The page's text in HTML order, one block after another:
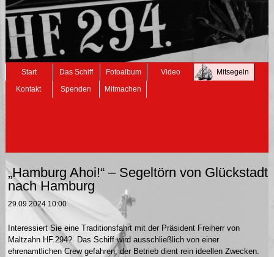
Navigation
überspringen
Start Das Schiff Fotoalbum Video
Mitsegeln
Kontakt
Spenden Mitmachen
„Hamburg Ahoi!“ – Segeltörn von Glückstadt
nach Hamburg
29.09.2024 10:00
Interessiert Sie eine Traditionsfahrt mit der Präsident Freiherr von
Maltzahn HF.294? Das Schiff wird ausschließlich von einer
ehrenamtlichen Crew gefahren, der Betrieb dient rein ideellen Zwecken.